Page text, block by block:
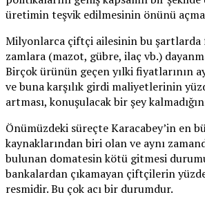
üretimin teşvik edilmesinin önünü
Milyonlarca çiftçi ailesinin bu şartlarda
zamlara (mazot, gübre, ilaç vb.)
Birçok ürünün geçen yılki fiyatlarının
ve buna karşılık girdi maliyetlerinin
artması, konuşulacak bir şey
Önümüzdeki süreçte Karacabey’in en
kaynaklarından biri olan ve aynı
bulunan domatesin kötü gitmesi
bankalardan çıkamayan çiftçilerin
resmidir. Bu çok acı bir durumdur.